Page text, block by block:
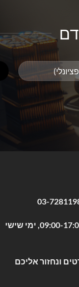
03-
שעות פעילות: א-ה 09:00-17:00, ימי שישי
ונחזור אליכם